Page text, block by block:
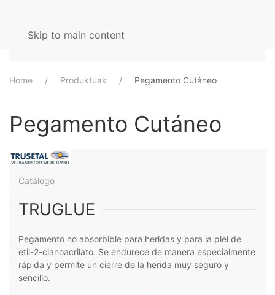
Skip to main content
Home Produktuak Pegamento Cutáneo
Pegamento Cutáneo
Catálogo
TRUGLUE
Pegamento no absorbible para heridas y para la piel de
etil-2-cianoacrilato. Se endurece de manera especialmente
rápida y permite un cierre de la herida muy seguro y
sencillo.